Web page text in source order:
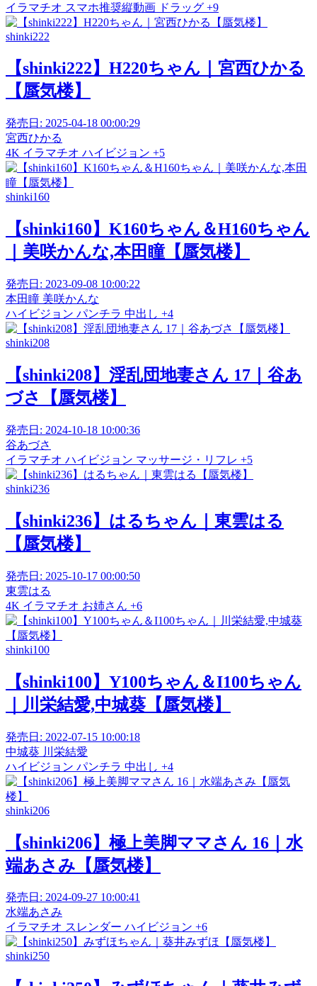
イラマチオ スマホ推奨縦動画 ドラッグ +9
shinki222
【shinki222】H220ちゃん｜宮西ひかる
【蜃気楼】
発売日: 2025-04-18 00:00:29
宮西ひかる
4K イラマチオ ハイビジョン +5
shinki160
【shinki160】K160ちゃん＆H160ちゃん
｜美咲かんな,本田瞳【蜃気楼】
発売日: 2023-09-08 10:00:22
本田瞳 美咲かんな
ハイビジョン パンチラ 中出し +4
shinki208
【shinki208】淫乱団地妻さん 17｜谷あ
づさ【蜃気楼】
発売日: 2024-10-18 10:00:36
谷あづさ
イラマチオ ハイビジョン マッサージ・リフレ +5
shinki236
【shinki236】はるちゃん｜東雲はる
【蜃気楼】
発売日: 2025-10-17 00:00:50
東雲はる
4K イラマチオ お姉さん +6
shinki100
【shinki100】Y100ちゃん＆I100ちゃん
｜川栄結愛,中城葵【蜃気楼】
発売日: 2022-07-15 10:00:18
中城葵 川栄結愛
ハイビジョン パンチラ 中出し +4
shinki206
【shinki206】極上美脚ママさん 16｜水
端あさみ【蜃気楼】
発売日: 2024-09-27 10:00:41
水端あさみ
イラマチオ スレンダー ハイビジョン +6
shinki250